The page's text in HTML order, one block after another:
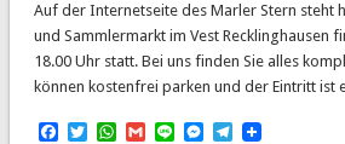
Auf der Internetseite des Marler Stern steht
und Sammlermarkt im Vest Recklinghausen
18.00 Uhr statt. Bei uns finden Sie alles
können kostenfrei parken und der Eintritt
Facebook
TwitterWhatsApp
Gmail
LineMessenger
Telegram